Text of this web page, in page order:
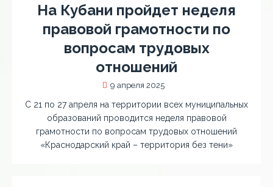
На Кубани пройдет неделя
правовой грамотности по
вопросам трудовых
отношений
9 апреля 2025
С 21 по 27 апреля на территории всех муниципальных
образований проводится неделя правовой
грамотности по вопросам трудовых отношений
«Краснодарский край – территория без тени»